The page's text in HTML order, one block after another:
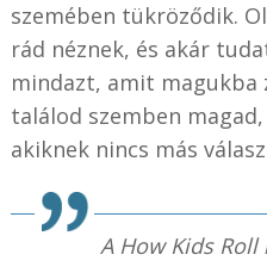
szemében tükröződik.
rád néznek, és akár
mindazt, amit magukba
találod szemben
akiknek nincs más
A How Kids Roll